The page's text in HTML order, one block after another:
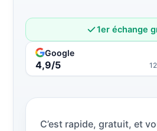
1er échange
Google
4,9/5
C’est rapide, gratuit, et